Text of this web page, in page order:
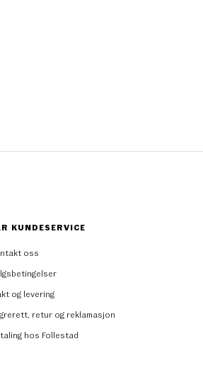
KUNDESERVICE
oss
og levering
retur og reklamasjon
hos Follestad